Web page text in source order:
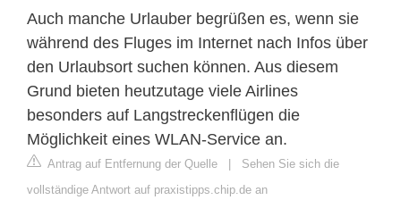
Auch manche Urlauber begrüßen es, wenn sie
während des Fluges im Internet nach Infos über
den Urlaubsort suchen können. Aus diesem
Grund bieten heutzutage viele Airlines
besonders auf Langstreckenflügen die
Möglichkeit eines WLAN-Service an.
Antrag auf Entfernung der Quelle | Sehen Sie sich die
vollständige Antwort auf praxistipps.chip.de an